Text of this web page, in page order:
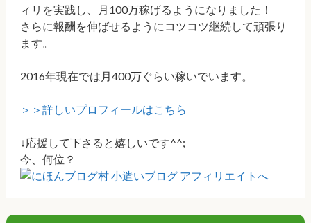
ィリを実践し、月100万稼げるようになりました！
さらに報酬を伸ばせるようにコツコツ継続して頑張り
ます。
2016年現在では月400万ぐらい稼いでいます。
＞＞詳しいプロフィールはこちら
↓応援して下さると嬉しいです^^;
今、何位？